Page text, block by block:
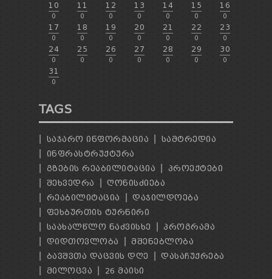
10
0
11
0
12
0
13
0
14
0
15
0
16
0
17
0
18
0
19
0
20
0
21
0
22
0
23
0
24
0
25
0
26
0
27
0
28
0
29
0
30
0
31
0
TAGS
ᲡᲐᲯᲐᲠᲝ ᲘᲜᲤᲝᲠᲛᲐᲪᲘᲐ
ᲡᲐᲛᲢᲠᲔᲓᲘᲐ
ᲘᲜᲤᲠᲐᲡᲢᲠᲣᲥᲢᲣᲠᲐ
ᲒᲖᲔᲑᲘᲡ ᲠᲔᲐᲑᲘᲚᲘᲢᲐᲪᲘᲐ
ᲞᲠᲝᲔᲥᲢᲔᲑᲘ
ᲨᲔᲮᲕᲔᲓᲠᲐ
ᲦᲝᲜᲘᲡᲫᲘᲔᲑᲐ
ᲠᲔᲐᲑᲘᲚᲘᲢᲐᲪᲘᲐ
ᲓᲐᲯᲘᲚᲓᲝᲔᲑᲐ
ᲤᲔᲮᲑᲣᲠᲗᲘᲡ ᲢᲣᲠᲜᲘᲠᲘ
ᲡᲐᲐᲮᲐᲚᲬᲚᲝ ᲜᲐᲫᲕᲘᲡᲮᲔ
ᲞᲠᲝᲒᲠᲐᲛᲐ
ᲓᲘᲓᲗᲝᲕᲚᲝᲑᲐ
ᲛᲨᲔᲜᲔᲑᲚᲝᲑᲐ
ᲑᲐᲕᲨᲕᲗᲐ ᲓᲐᲪᲕᲘᲡ ᲓᲦᲔ
ᲓᲐᲡᲐᲩᲣᲥᲠᲔᲑᲐ
ᲛᲘᲚᲝᲪᲕᲐ
26 ᲛᲐᲘᲡᲘ